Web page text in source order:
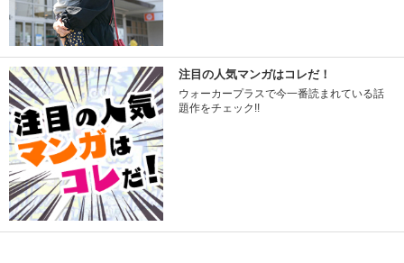
注目の人気マンガはコレだ！
ウォーカープラスで今一番読まれている話
題作をチェック!!